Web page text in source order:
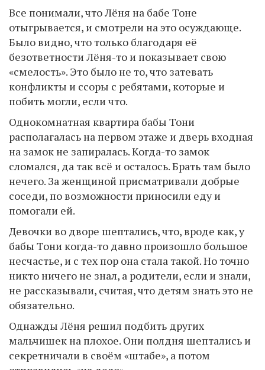
Все понимали, что Лёня на бабе Тоне
отыгрывается, и смотрели на это осуждающе.
Было видно, что только благодаря её
безответности Лёня-то и показывает свою
«смелость». Это было не то, что затевать
конфликты и ссоры с ребятами, которые и
побить могли, если что.
Однокомнатная квартира бабы Тони
располагалась на первом этаже и дверь входная
на замок не запиралась. Когда-то замок
сломался, да так всё и осталось. Брать там было
нечего. За женщиной присматривали добрые
соседи, по возможности приносили еду и
помогали ей.
Девочки во дворе шептались, что, вроде как, у
бабы Тони когда-то давно произошло большое
несчастье, и с тех пор она стала такой. Но точно
никто ничего не знал, а родители, если и знали,
не рассказывали, считая, что детям знать это не
обязательно.
Однажды Лёня решил подбить других
мальчишек на плохое. Они полдня шептались и
секретничали в своём «штабе», а потом